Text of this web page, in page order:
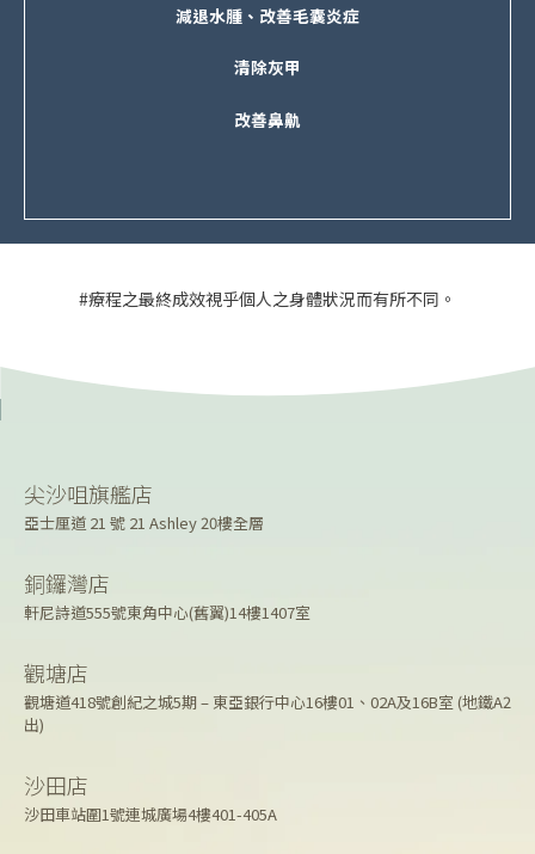
減退水腫、改善毛囊炎症
清除灰甲
改善鼻鼽
#療程之最終成效視乎個人之身體狀況而有所不同。
尖沙咀旗艦店
亞士厘道 21 號 21 Ashley 20樓全層
銅鑼灣店
軒尼詩道555號東角中心(舊翼)14樓1407室
觀塘店
觀塘道418號創紀之城5期 – 東亞銀行中心16樓01、02A及16B室 (地鐵A2
出)
沙田店
沙田車站圍1號連城廣場4樓401-405A